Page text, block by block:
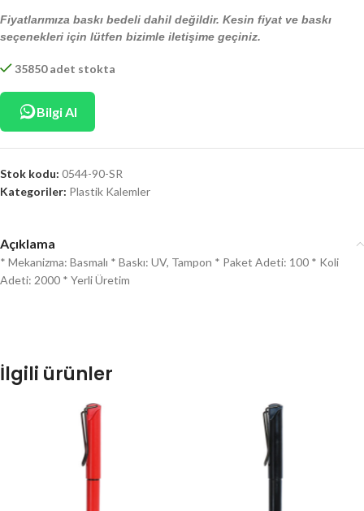
Fiyatlarımıza baskı bedeli dahil değildir. Kesin fiyat ve baskı
seçenekleri için lütfen bizimle iletişime geçiniz.
35850 adet stokta
Bilgi Al
Stok kodu: 0544-90-SR
Kategoriler: Plastik Kalemler
Açıklama
* Mekanizma: Basmalı * Baskı: UV, Tampon * Paket Adeti: 100 * Koli
Adeti: 2000 * Yerli Üretim
İlgili ürünler